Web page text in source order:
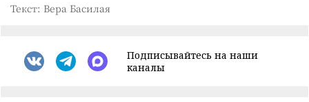
Текст: Вера Басилая
Подписывайтесь на наши
каналы